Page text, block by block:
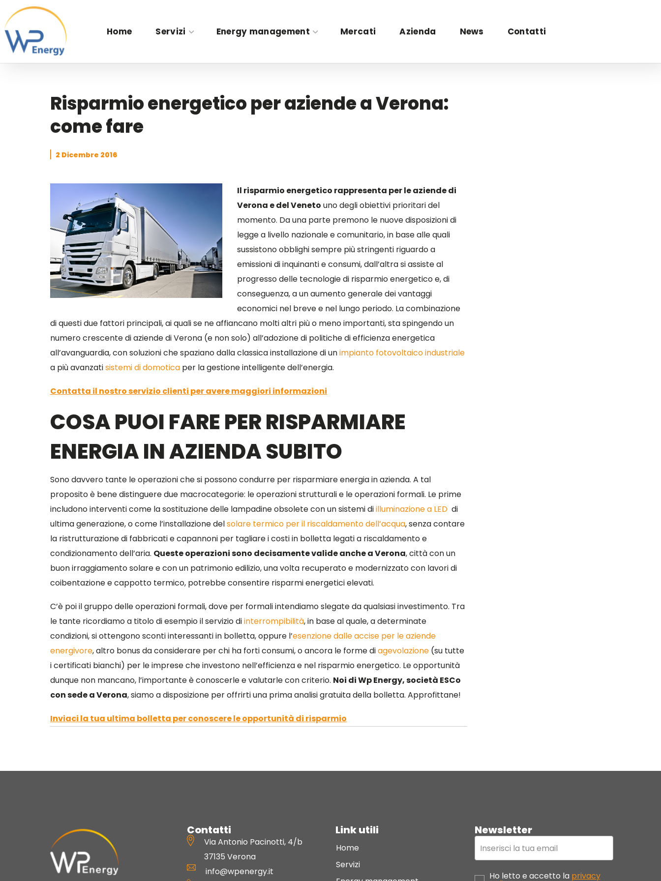
Home Servizi Energy management Mercati Azienda News Contatti
Risparmio energetico per aziende a Verona:
come fare
2 Dicembre 2016
Il risparmio energetico rappresenta per le aziende di
Verona e del Veneto uno degli obiettivi prioritari del
momento. Da una parte premono le nuove disposizioni di
legge a livello nazionale e comunitario, in base alle quali
sussistono obblighi sempre più stringenti riguardo a
emissioni di inquinanti e consumi, dall’altra si assiste al
progresso delle tecnologie di risparmio energetico e, di
conseguenza, a un aumento generale dei vantaggi
economici nel breve e nel lungo periodo. La combinazione
di questi due fattori principali, ai quali se ne affiancano molti altri più o meno importanti, sta spingendo un
numero crescente di aziende di Verona (e non solo) all’adozione di politiche di efficienza energetica
all’avanguardia, con soluzioni che spaziano dalla classica installazione di unimpianto fotovoltaico industriale
a più avanzatisistemi di domotica per la gestione intelligente dell’energia.
Contatta il nostro servizio clienti per avere maggiori informazioni
COSA PUOI FARE PER RISPARMIARE
ENERGIA IN AZIENDA SUBITO
Sono davvero tante le operazioni che si possono condurre per risparmiare energia in azienda. A tal
proposito è bene distinguere due macrocategorie: le operazioni strutturali e le operazioni formali. Le prime
includono interventi come la sostituzione delle lampadine obsolete con un sistemi diilluminazione a LED di
ultima generazione, o come l’installazione delsolare termico per il riscaldamento dell’acqua, senza contare
la ristrutturazione di fabbricati e capannoni per tagliare i costi in bolletta legati a riscaldamento e
condizionamento dell’aria. Queste operazioni sono decisamente valide anche a Verona, città con un
buon irraggiamento solare e con un patrimonio edilizio, una volta recuperato e modernizzato con lavori di
coibentazione e cappotto termico, potrebbe consentire risparmi energetici elevati.
C’è poi il gruppo delle operazioni formali, dove per formali intendiamo slegate da qualsiasi investimento. Tra
le tante ricordiamo a titolo di esempio il servizio diinterrompibilità, in base al quale, a determinate
condizioni, si ottengono sconti interessanti in bolletta, oppure l’esenzione dalle accise per le aziende
energivore, altro bonus da considerare per chi ha forti consumi, o ancora le forme diagevolazione (su tutte
i certificati bianchi) per le imprese che investono nell’efficienza e nel risparmio energetico. Le opportunità
dunque non mancano, l’importante è conoscerle e valutarle con criterio. Noi di Wp Energy, società ESCo
con sede a Verona, siamo a disposizione per offrirti una prima analisi gratuita della bolletta. Approfittane!
Inviaci la tua ultima bolletta per conoscere le opportunità di risparmio
Contatti
Via Antonio Pacinotti, 4/b
37135 Verona
info@wpenergy.it
Link utili
Home
Servizi
Newsletter
Ho letto e accetto la privacy